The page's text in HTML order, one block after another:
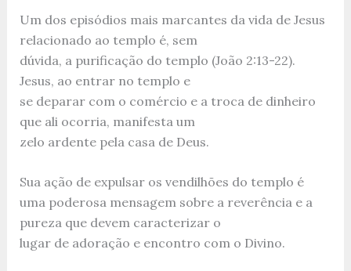
Um dos episódios mais marcantes da vida de Jesus
relacionado ao templo é, sem
dúvida, a purificação do templo (João 2:13-22).
Jesus, ao entrar no templo e
se deparar com o comércio e a troca de dinheiro
que ali ocorria, manifesta um
zelo ardente pela casa de Deus.
Sua ação de expulsar os vendilhões do templo é
uma poderosa mensagem sobre a reverência e a
pureza que devem caracterizar o
lugar de adoração e encontro com o Divino.